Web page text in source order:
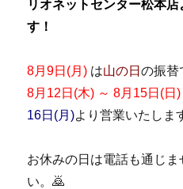
リオネットセンター松本
す！
8月9日(月) は山の日の振替
8月12日(木) ～ 8月15日(日)
16日(月)より営業いたしま
お休みの日は電話も通じ
い。🙇